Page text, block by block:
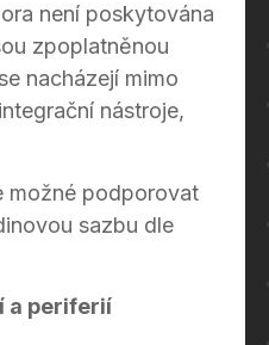
není poskytována
zpoplatněnou
nacházejí mimo
nástroje,
možné podporovat
sazbu dle
a periferií